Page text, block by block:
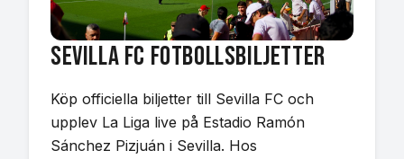
Sevilla FC Fotbollsbiljetter
Köp officiella biljetter till Sevilla FC och
upplev La Liga live på Estadio Ramón
Sánchez Pizjuán i Sevilla. Hos